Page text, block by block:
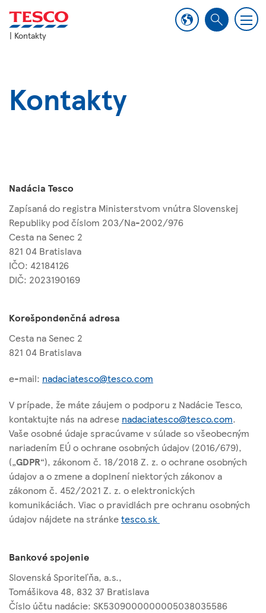
| Kontakty
S
M
e
Kontakty
Nadácia Tesco
Zapísaná do registra Ministerstvom vnútra Slovenskej
Republiky pod číslom 203/Na-2002/976
Cesta na Senec 2
821 04 Bratislava
IČO: 42184126
DIČ: 2023190169
Korešpondenčná adresa
Cesta na Senec 2
821 04 Bratislava
e-mail: nadaciatesco@tesco.com
V prípade, že máte záujem o podporu z Nadácie Tesco,
kontaktujte nás na adrese nadaciatesco@tesco.com.
Vaše osobné údaje spracúvame v súlade so všeobecným
nariadením EÚ o ochrane osobných údajov (2016/679),
(„GDPR“), zákonom č. 18/2018 Z. z. o ochrane osobných
údajov a o zmene a doplnení niektorých zákonov a
zákonom č. 452/2021 Z. z. o elektronických
komunikáciách. Viac o pravidlách pre ochranu osobných
údajov nájdete na stránketesco.sk
Bankové spojenie
Slovenská Sporiteľňa, a.s.,
Tomášikova 48, 832 37 Bratislava
Číslo účtu nadácie: SK5309000000005038035586